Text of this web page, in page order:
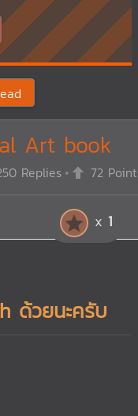
Art book
Replies 72
ด้วยนะครับ
1